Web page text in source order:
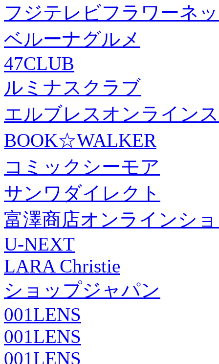
フジテレビフラワーネ
ベルーナグルメ
47CLUB
ルミナスクラブ
エルブレスオンライン
BOOK☆WALKER
コミックシーモア
サンワダイレクト
富澤商店オンラインシ
U-NEXT
LARA Christie
ショップジャパン
001LENS
001LENS
001LENS